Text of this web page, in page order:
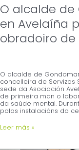
O alcalde de
en Avelaíña
obradoiro
O alcalde de
concelleira de Servizos
sede da Asociación
de primeira man o
da saúde mental.
polas instalacións do
Leer más »